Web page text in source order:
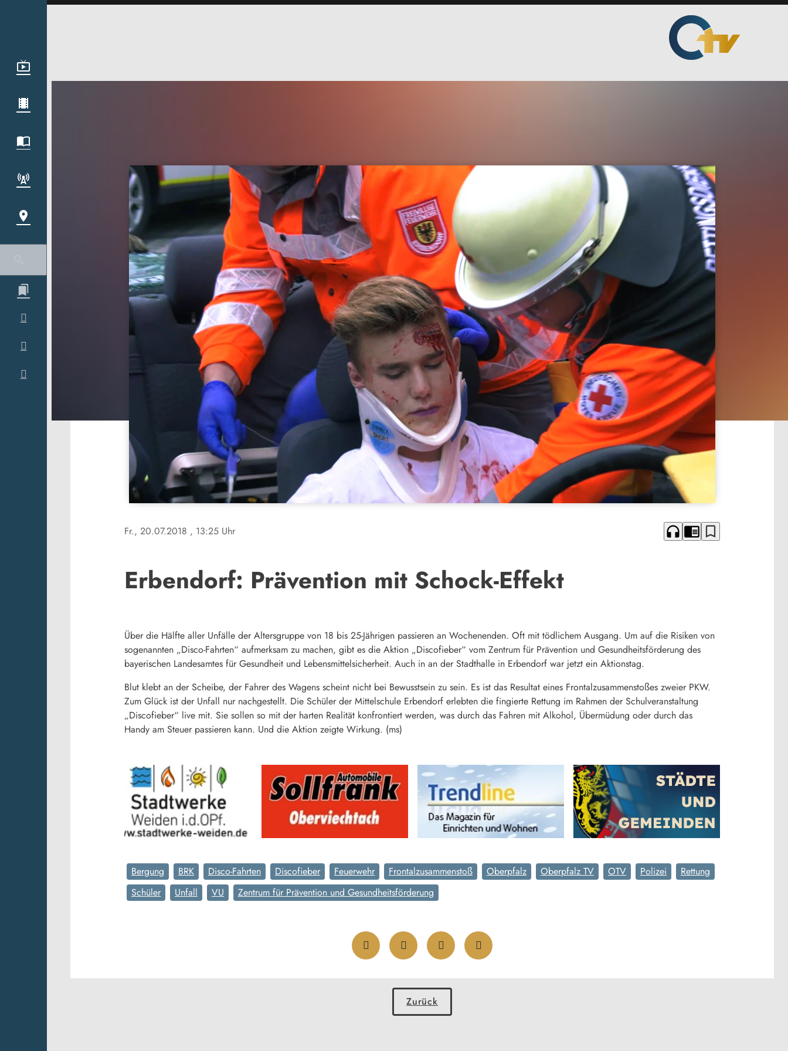
Fr., 20.07.2018 , 13:25 Uhr headphones chrome_reader_mode bookmark_border
Erbendorf: Prävention mit Schock-Effekt
Über die Hälfte aller Unfälle der Altersgruppe von 18 bis 25-Jährigen passieren an Wochenenden. Oft mit tödlichem Ausgang. Um auf die Risiken von
sogenannten „Disco-Fahrten“ aufmerksam zu machen, gibt es die Aktion „Discofieber“ vom Zentrum für Prävention und Gesundheitsförderung des
bayerischen Landesamtes für Gesundheit und Lebensmittelsicherheit. Auch in an der Stadthalle in Erbendorf war jetzt ein Aktionstag.
Blut klebt an der Scheibe, der Fahrer des Wagens scheint nicht bei Bewusstsein zu sein. Es ist das Resultat eines Frontalzusammenstoßes zweier PKW.
Zum Glück ist der Unfall nur nachgestellt. Die Schüler der Mittelschule Erbendorf erlebten die fingierte Rettung im Rahmen der Schulveranstaltung
„Discofieber“ live mit. Sie sollen so mit der harten Realität konfrontiert werden, was durch das Fahren mit Alkohol, Übermüdung oder durch das
Handy am Steuer passieren kann. Und die Aktion zeigte Wirkung. (ms)
Bergung BRK Disco-Fahrten Discofieber Feuerwehr Frontalzusammenstoß Oberpfalz Oberpfalz TV OTV Polizei
Rettung
Schüler
Unfall VU Zentrum für Prävention und Gesundheitsförderung
Zurück